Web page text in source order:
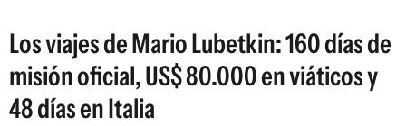
Los viajes de Mario Lubetkin: 160 días de
misión oficial, US$ 80.000 en viáticos y
48 días en Italia